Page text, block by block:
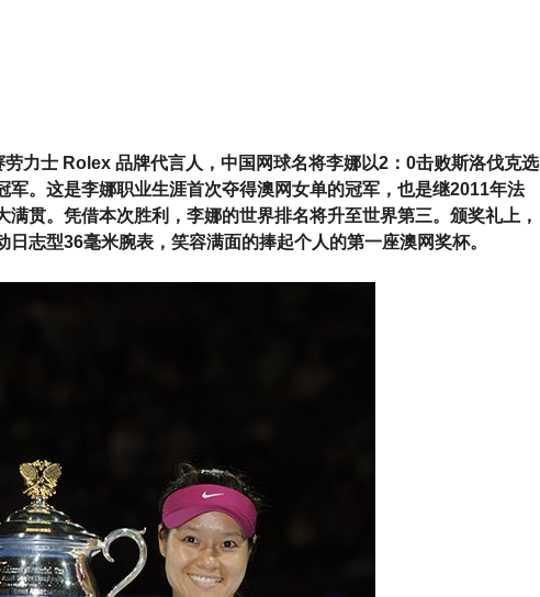
力士 Rolex 品牌代言人，中国网球名将李娜以2：0击败斯洛伐克选
军。这是李娜职业生涯首次夺得澳网女单的冠军，也是继2011年法
满贯。凭借本次胜利，李娜的世界排名将升至世界第三。颁奖礼上，
日志型36毫米腕表，笑容满面的捧起个人的第一座澳网奖杯。